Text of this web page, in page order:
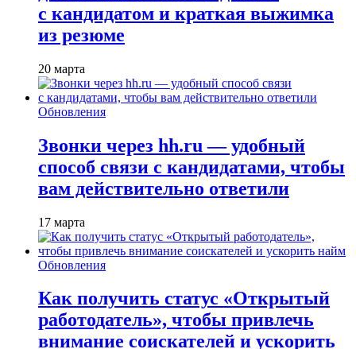
с кандидатом и краткая выжимка
из резюме
20 марта
Обновления
Звонки через hh.ru — удобный
способ связи с кандидатами, чтобы
вам действительно ответили
17 марта
Обновления
Как получить статус «Открытый
работодатель», чтобы привлечь
внимание соискателей и ускорить